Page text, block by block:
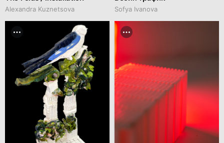
Alexandra Kuznetsova Sofya Ivanova